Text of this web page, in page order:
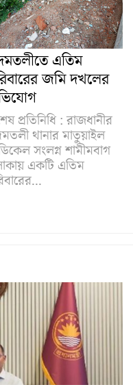
এতিম
জমি দখলের
প্রতিনিধি : রাজধানীর
থানার মাতুয়াইল
সংলগ্ন শামীমবাগ
একটি এতিম